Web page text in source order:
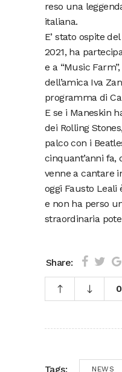
reso una
italiana.
E’ stato ospite
2021, ha
e a “Music
dell’amica Iva
programma di
E se i Maneskin
dei Rolling
palco con i
cinquant’anni fa,
venne a cantare
oggi Fausto Leali
e non ha perso
straordinaria
Share:
0
Tags: NEWS